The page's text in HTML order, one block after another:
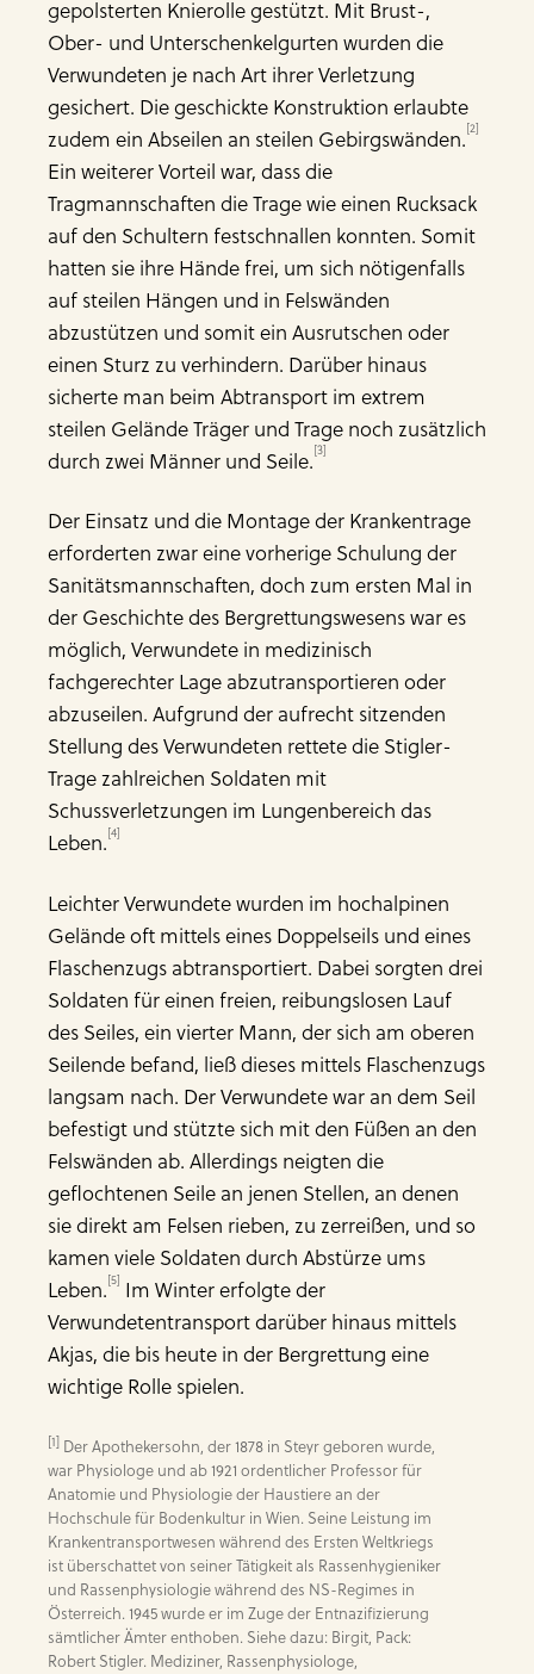
gepolsterten Knie­rolle gestützt. Mit Brust-,
Ober- und Unterschenkelgurten wurden die
Verwundeten je nach Art ihrer Verletzung
gesichert. Die geschickte Konstruktion erlaubte
zudem ein Abseilen an steilen Gebirgswänden.[2]
Ein weiterer Vorteil war, dass die
Tragmannschaften die Trage wie einen Rucksack
auf den Schultern festschnallen konnten. Somit
hatten sie ihre Hände frei, um sich nötigenfalls
auf steilen Hängen und in Felswänden
abzustützen und somit ein Ausrutschen oder
einen Sturz zu verhindern. Darüber hinaus
sicherte man beim Abtransport im extrem
steilen Gelände Träger und Trage noch zusätzlich
durch zwei Männer und Seile.[3]
Der Einsatz und die Montage der Krankentrage
erforderten zwar eine vorherige Schulung der
Sanitätsmannschaften, doch zum ersten Mal in
der Geschichte des Bergrettungswesens war es
möglich, Verwundete in medizinisch
fachgerechter Lage abzutransportieren oder
abzuseilen. Aufgrund der aufrecht sitzenden
Stellung des Verwundeten rettete die Stigler-
Trage zahlreichen Soldaten mit
Schussverletzungen im Lungenbereich das
Leben.[4]
Leichter Verwundete wurden im hochalpinen
Gelände oft mittels eines Doppelseils und eines
Flaschenzugs abtransportiert. Dabei sorgten drei
Soldaten für einen freien, reibungslosen Lauf
des Seiles, ein vierter Mann, der sich am oberen
Seilende befand, ließ dieses mittels Flaschenzugs
langsam nach. Der Verwundete war an dem Seil
befestigt und stützte sich mit den Füßen an den
Felswänden ab. Allerdings neigten die
geflochtenen Seile an jenen Stellen, an denen
sie direkt am Felsen rieben, zu zerreißen, und so
kamen viele Soldaten durch Abstürze ums
Leben.[5] Im Winter erfolgte der
Verwundetentransport darüber hinaus mittels
Akjas, die bis heute in der Bergrettung eine
wichtige Rolle spielen.
[1] Der Apothekersohn, der 1878 in Steyr geboren wurde,
war Physiologe und ab 1921 ordentlicher Professor für
Anatomie und Physiologie der Haustiere an der
Hochschule für Bodenkultur in Wien. Seine Leistung im
Krankentransportwesen während des Ersten Weltkriegs
ist überschattet von seiner Tätigkeit als Rassenhygieniker
und Rassenphysiologie während des NS-Regimes in
Österreich. 1945 wurde er im Zuge der Entnazifizierung
sämtlicher Ämter enthoben. Siehe dazu: Birgit, Pack:
Robert Stigler. Mediziner, Rassenphysiologe,